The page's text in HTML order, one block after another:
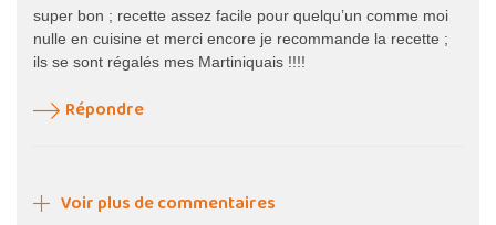
super bon ; recette assez facile pour quelqu’un comme moi
nulle en cuisine et merci encore je recommande la recette ;
ils se sont régalés mes Martiniquais !!!!
Répondre
Voir plus de commentaires